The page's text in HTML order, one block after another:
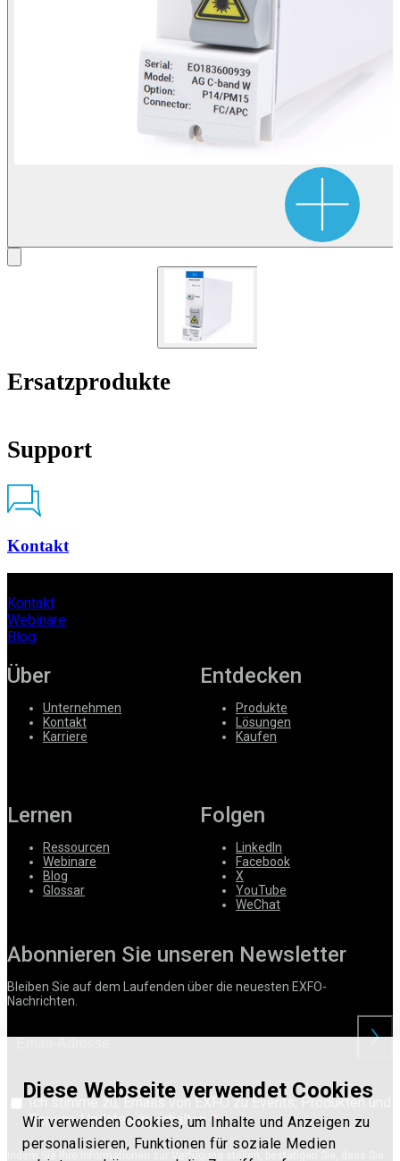
Diese Webseite verwendet Cookies
Wir verwenden Cookies, um Inhalte und Anzeigen zu
personalisieren, Funktionen für soziale Medien
Ersatzprodukte
Support
Kontakt
Kontakt
Webinare
Blog
Über
Unternehmen
Kontakt
Karriere
Entdecken
Produkte
Lösungen
Kaufen
Lernen
Ressourcen
Webinare
Blog
Glossar
Folgen
LinkedIn
Facebook
X
YouTube
WeChat
Abonnieren Sie unseren Newsletter
Bleiben Sie auf dem Laufenden über die neuesten EXFO-
Nachrichten.
Ich stimme zu, Emails von EXFO zu Events, Produkten und
Service-Updates zu erhalten.
Indem Sie Ihre Informationen zur Verfügung stellen, bestätigen Sie, dass Sie